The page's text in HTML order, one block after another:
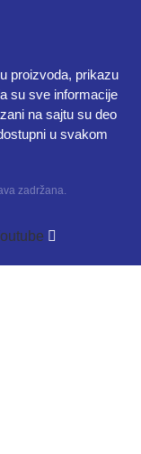
proizvoda, prikazu
su sve informacije
na sajtu su deo
u svakom
zadržana.